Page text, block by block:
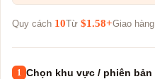
Quy cách 10Từ $1.58+Giao hàng
1 Chọn khu vực / phiên bản